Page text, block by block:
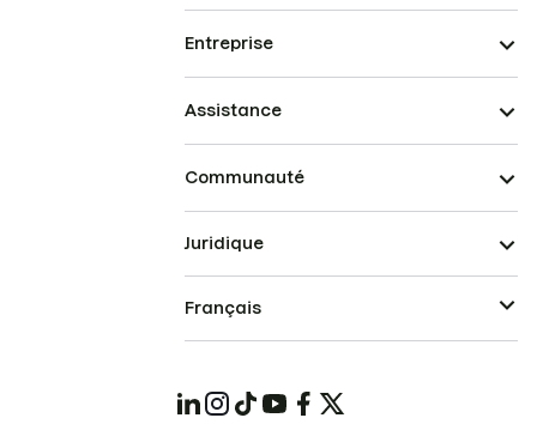
Entreprise
Assistance
Communauté
Juridique
Français